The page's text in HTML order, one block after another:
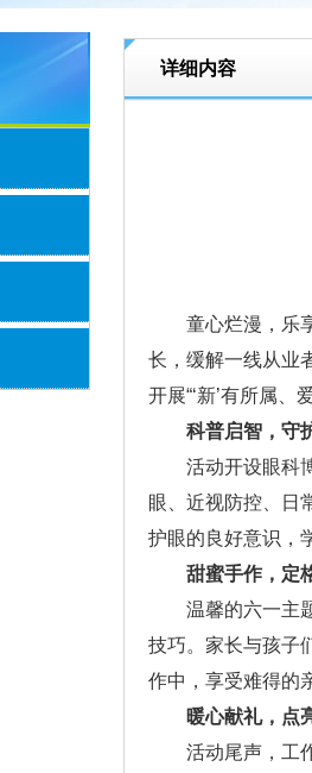
详细内容
童心烂漫，乐享
长，缓解一线从业
开展“‘新’有所属
科普启智，守
活动开设眼科博
眼、近视防控、日
护眼的良好意识，
甜蜜手作，定
温馨的六一主题
技巧。家长与孩子
作中，享受难得的
暖心献礼，点
活动尾声，工作